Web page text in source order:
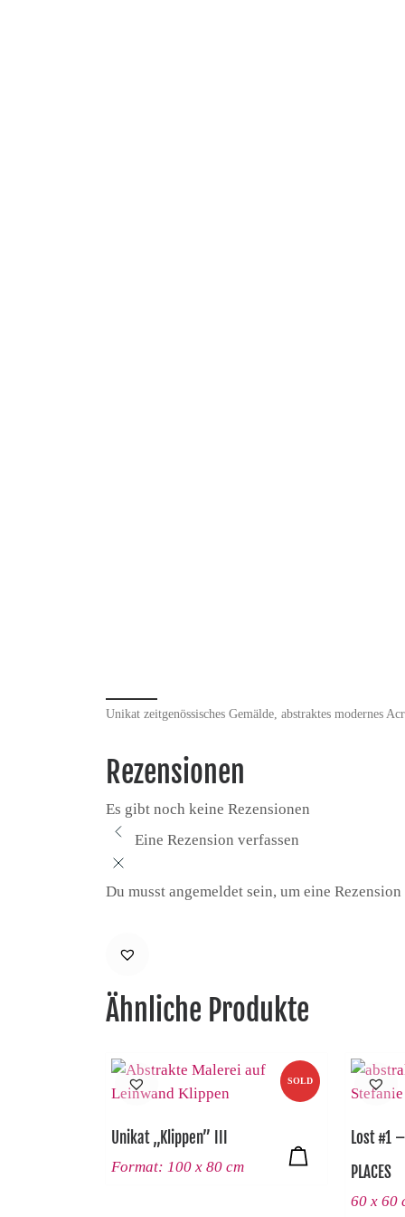
Unikat zeitgenössisches Gemälde, abstraktes modernes
Rezensionen
Es gibt noch keine Rezensionen
Eine Rezension verfassen
Du musst angemeldet sein, um eine
Ähnliche Produkte
SOLD
Unikat „Klippen” III
Format: 100 x 80 cm
Lost #1
PLACES
60 x 60